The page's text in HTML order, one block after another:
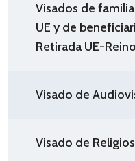
Visados de
UE y de
Retirada UE-
Visado de
Visado de